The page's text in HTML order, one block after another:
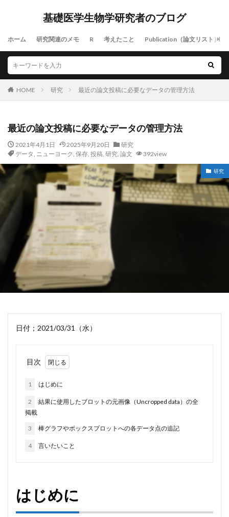
基礎医学生物学研究者のブログ
ホーム 研究関連のメモ R 考えたこと Publication（論文リスト）
HOME 研究 最近の論文投稿に必要なデータの管理方法
最近の論文投稿に必要なデータの管理方法
2021年4月1日 2025年9月20日
研究
データ, ニューヨーク, 保存, 投稿, 研究, 論文 392view
研究
日付；2021/03/31（水）
目次
1 はじめに
2
結果に使用したブロットの元画像（Uncropped data）の全
掲載
3 棒グラフやボックスプロットへの各データ点の追記
4 言いたいこと
はじめに